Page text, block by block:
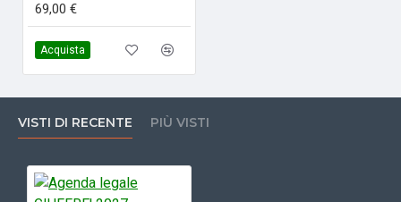
69,00 €
Acquista
VISTI DI RECENTE PIÙ VISTI